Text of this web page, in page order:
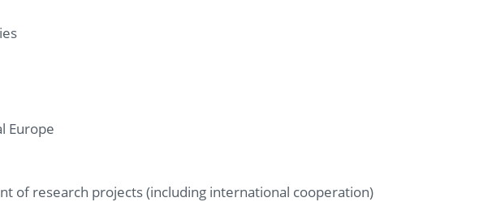
Europe
of research projects (including international cooperation)